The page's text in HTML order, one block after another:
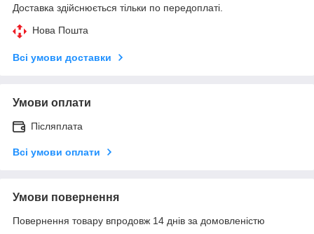
Доставка здійснюється тільки по передоплаті.
Нова Пошта
Всі умови доставки
Умови оплати
Післяплата
Всі умови оплати
Умови повернення
Повернення товару впродовж 14 днів за домовленістю